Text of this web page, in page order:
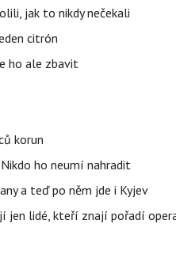
jak to nikdy nečekali
citrón
ho ale zbavit
korun
ho neumí nahradit
a teď po něm jde i Kyjev
jen lidé, kteří znají pořadí